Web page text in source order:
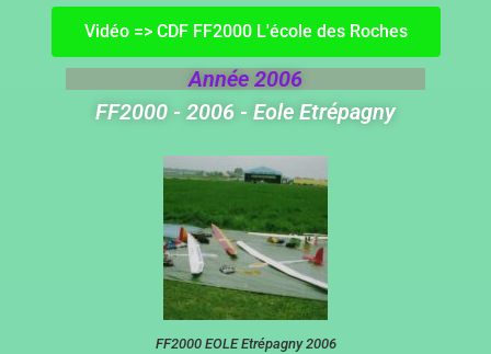
Vidéo => CDF FF2000 L'école des Roches
Année 2006
FF2000 - 2006 - Eole Etrépagny
FF2000 EOLE Etrépagny 2006